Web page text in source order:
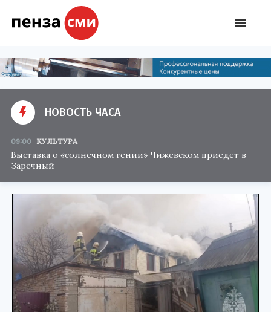
НОВОСТЬ ЧАСА
09:00 КУЛЬТУРА
Выставка о «солнечном гении» Чижевском приедет в
Заречный